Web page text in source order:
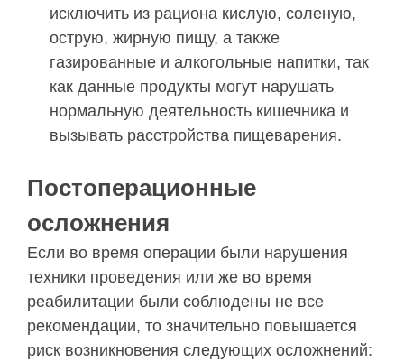
исключить из рациона кислую, соленую,
острую, жирную пищу, а также
газированные и алкогольные напитки, так
как данные продукты могут нарушать
нормальную деятельность кишечника и
вызывать расстройства пищеварения.
Постоперационные
осложнения
Если во время операции были нарушения
техники проведения или же во время
реабилитации были соблюдены не все
рекомендации, то значительно повышается
риск возникновения следующих осложнений: